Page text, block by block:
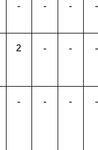
- - - -
2 - - -
- - - -